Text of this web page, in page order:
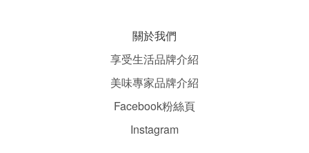
關於我們
享受生活品牌介紹
美味專家品牌介紹
Facebook粉絲頁
Instagram